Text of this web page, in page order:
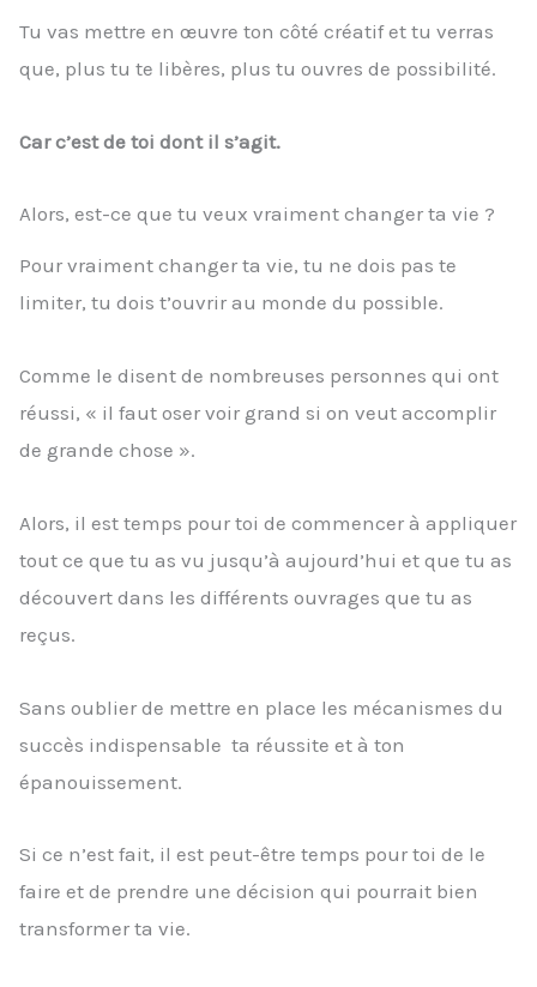
Tu vas mettre en œuvre ton côté créatif et tu verras
que, plus tu te libères, plus tu ouvres de possibilité.
Car c’est de toi dont il s’agit.
Alors, est-ce que tu veux vraiment changer ta vie ?
Pour vraiment changer ta vie, tu ne dois pas te
limiter, tu dois t’ouvrir au monde du possible.
Comme le disent de nombreuses personnes qui ont
réussi, « il faut oser voir grand si on veut accomplir
de grande chose ».
Alors, il est temps pour toi de commencer à appliquer
tout ce que tu as vu jusqu’à aujourd’hui et que tu as
découvert dans les différents ouvrages que tu as
reçus.
Sans oublier de mettre en place les mécanismes du
succès indispensable ta réussite et à ton
épanouissement.
Si ce n’est fait, il est peut-être temps pour toi de le
faire et de prendre une décision qui pourrait bien
transformer ta vie.